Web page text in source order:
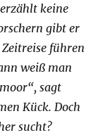
keine
gibt er
führen
weiß man
sagt
Kück. Doch
sucht?